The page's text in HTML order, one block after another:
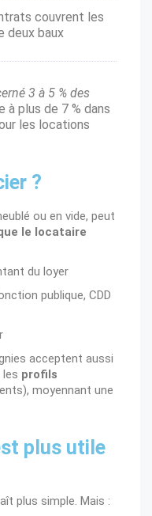
couvrent les
deux baux
3 à 5 % des
à plus de 7 % dans
les locations
?
ou en vide, peut
le locataire
du loyer
publique, CDD
acceptent aussi
les profils
moyennant une
plus utile
plus simple. Mais :